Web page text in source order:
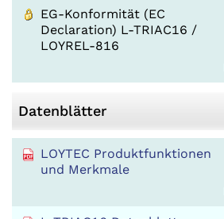
EG-Konformität (EC
Declaration) L-TRIAC16 /
LOYREL-816
Datenblätter
LOYTEC Produktfunktionen
und Merkmale